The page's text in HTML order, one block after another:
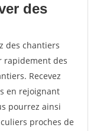
des
des chantiers
rapidement des
Recevez
en rejoignant
pourrez ainsi
proches de